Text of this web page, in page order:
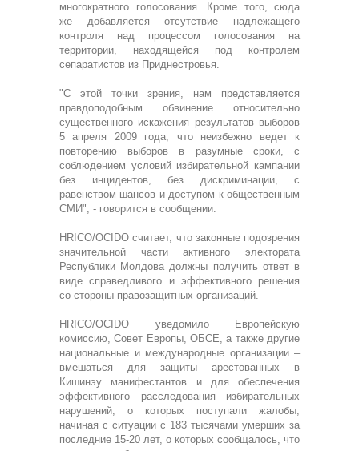
многократного голосования. Кроме того, сюда
же добавляется отсутствие надлежащего
контроля над процессом голосования на
территории, находящейся под контролем
сепаратистов из Приднестровья.
"С этой точки зрения, нам представляется
правдоподобным обвинение относительно
существенного искажения результатов выборов
5 апреля 2009 года, что неизбежно ведет к
повторению выборов в разумные сроки, с
соблюдением условий избирательной кампании
без инцидентов, без дискриминации, с
равенством шансов и доступом к общественным
СМИ", - говорится в сообщении.
HRICO/OCIDO считает, что законные подозрения
значительной части активного электората
Республики Молдова должны получить ответ в
виде справедливого и эффективного решения
со стороны правозащитных организаций.
HRICO/OCIDO уведомило Европейскую
комиссию, Совет Европы, ОБСЕ, а также другие
национальные и международные организации –
вмешаться для защиты арестованных в
Кишинэу манифестантов и для обеспечения
эффективного расследования избирательных
нарушений, о которых поступали жалобы,
начиная с ситуации с 183 тысячами умерших за
последние 15-20 лет, о которых сообщалось, что